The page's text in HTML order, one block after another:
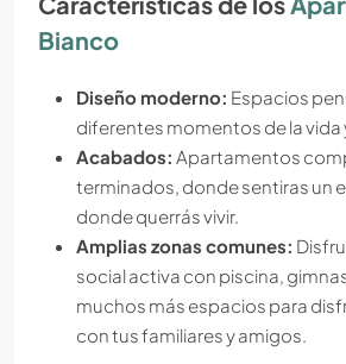
Bianco
Diseño moderno: Espacios
diferentes momentos de la vida
Acabados: Apartamentos
terminados, donde sentiras un
donde querrás vivir.
Amplias zonas comunes:
social activa con piscina,
muchos más espacios para
con tus familiares y amigos.